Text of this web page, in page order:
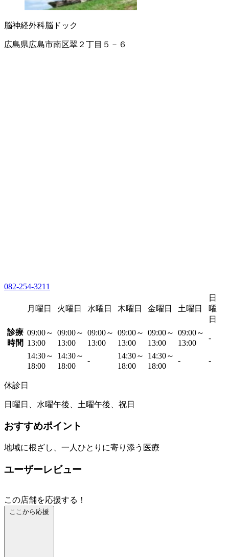
脳神経外科脳ドック
広島県広島市南区翠２丁目５－６
082-254-3211
月曜日 火曜日 水曜日 木曜日 金曜日 土曜日
日
曜
日
診療
時間
09:00～
13:00
09:00～
13:00
09:00～
13:00
09:00～
13:00
09:00～
13:00
09:00～
13:00
-
14:30～
18:00
14:30～
18:00
-
14:30～
18:00
14:30～
18:00
- -
休診日
日曜日、水曜午後、土曜午後、祝日
おすすめポイント
地域に根ざし、一人ひとりに寄り添う医療
ユーザーレビュー
この店舗を応援する！
ここから応援